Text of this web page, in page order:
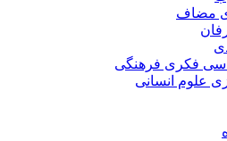
مضاف
فکری فرهنگی
علوم انسانی